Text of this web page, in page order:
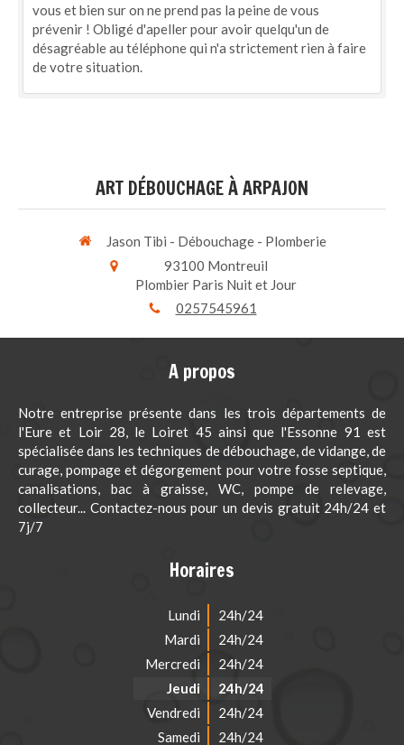
vous et bien sur on ne prend pas la peine de vous
prévenir ! Obligé d'apeller pour avoir quelqu'un de
désagréable au téléphone qui n'a strictement rien à faire
de votre situation.
ART DÉBOUCHAGE À ARPAJON
Jason Tibi - Débouchage - Plomberie
93100 Montreuil
Plombier Paris Nuit et Jour
0257545961
A propos
Notre entreprise présente dans les trois départements de
l'Eure et Loir 28, le Loiret 45 ainsi que l'Essonne 91 est
spécialisée dans les techniques de débouchage, de vidange, de
curage, pompage et dégorgement pour votre fosse septique,
canalisations, bac à graisse, WC, pompe de relevage,
collecteur... Contactez-nous pour un devis gratuit 24h/24 et
7j/7
Horaires
Lundi
24h/24
Mardi
24h/24
Mercredi
24h/24
Jeudi
24h/24
Vendredi
24h/24
Samedi
24h/24